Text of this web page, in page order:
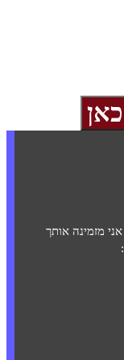
מזמינה אותך